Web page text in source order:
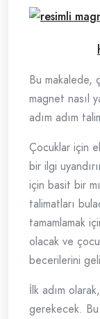
Bu makalede,
magnet nasıl
adım adım
Çocuklar için
bir ilgi
için basit bir
talimatları
tamamlamak
olacak ve
becerilerini
İlk adım
gerekecek. Bu